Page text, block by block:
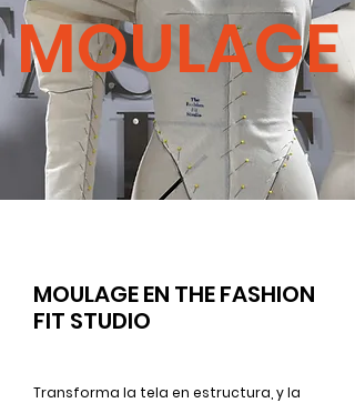
MOULAGE
MOULAGE EN THE FASHION
FIT STUDIO
Transforma la tela en estructura, y la